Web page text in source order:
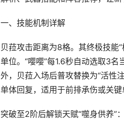
一、技能机制详解
贝菈攻击距离为8格。其终极技能
单位。“嘤嘤”每1.6秒自动选取3
外，贝菈入场后普攻替换为“活性
单体回复，适用于前排承伤或关键
突破至2阶后解锁天赋“噬身供养”